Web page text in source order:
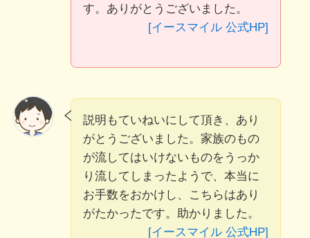
す。ありがとうございました。
[イースマイル 公式HP]
説明もていねいにして頂き、あり
がとうございました。家族のもの
が流してはいけないものをうっか
り流してしまったようで、本当に
お手数をおかけし、こちらはあり
がたかったです。助かりました。
[イースマイル 公式HP]